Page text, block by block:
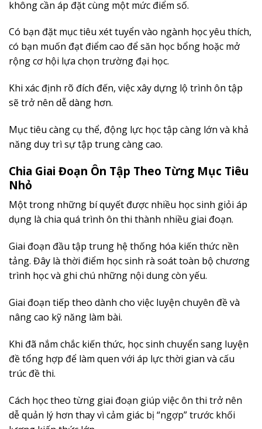
không cần áp đặt cùng một mức điểm số.
Có bạn đặt mục tiêu xét tuyển vào ngành học yêu thích,
có bạn muốn đạt điểm cao để săn học bổng hoặc mở
rộng cơ hội lựa chọn trường đại học.
Khi xác định rõ đích đến, việc xây dựng lộ trình ôn tập
sẽ trở nên dễ dàng hơn.
Mục tiêu càng cụ thể, động lực học tập càng lớn và khả
năng duy trì sự tập trung càng cao.
Chia Giai Đoạn Ôn Tập Theo Từng Mục Tiêu
Nhỏ
Một trong những bí quyết được nhiều học sinh giỏi áp
dụng là chia quá trình ôn thi thành nhiều giai đoạn.
Giai đoạn đầu tập trung hệ thống hóa kiến thức nền
tảng. Đây là thời điểm học sinh rà soát toàn bộ chương
trình học và ghi chú những nội dung còn yếu.
Giai đoạn tiếp theo dành cho việc luyện chuyên đề và
nâng cao kỹ năng làm bài.
Khi đã nắm chắc kiến thức, học sinh chuyển sang luyện
đề tổng hợp để làm quen với áp lực thời gian và cấu
trúc đề thi.
Cách học theo từng giai đoạn giúp việc ôn thi trở nên
dễ quản lý hơn thay vì cảm giác bị “ngợp” trước khối